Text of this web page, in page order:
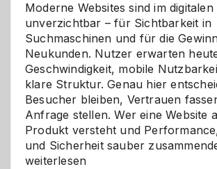
Moderne Websites sind im
unverzichtbar – für Sichtbarkeit in
Suchmaschinen und für die
Neukunden. Nutzer erwarten
Geschwindigkeit, mobile
klare Struktur. Genau hier
Besucher bleiben, Vertrauen
Anfrage stellen. Wer eine Website
Produkt versteht und
und Sicherheit sauber
weiterlesen